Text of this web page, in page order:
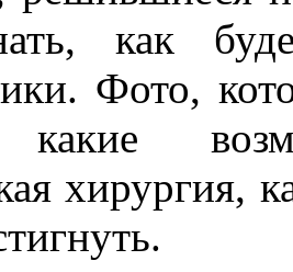
как
Фото,
какие
хирургия,